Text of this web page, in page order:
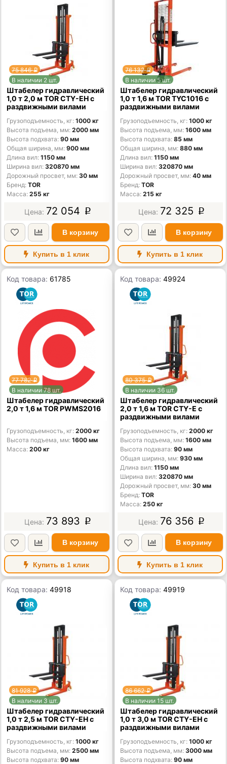
75 846p
В наличии 2 шт.
Штабелер гидравлический
1,0 т 2,0 м TOR CTY-EH с
раздвижными вилами
Грузоподъемность, кг 1000 кг
Высота подъема, мм 2000 мм
Высота подхвата 90 мм
Общая ширина, мм 900 мм
Длина вил 1150 мм
Ширина вил 320870 мм
Дорожный просвет, мм 30 мм
Бренд TOR
Масса 255 кг
72 054 p
В корзину
Купить в 1 клик
76 132p
В наличии 5 шт.
Штабелер гидравлический
1,0 т 1,6 м TOR TYC1016 с
раздвижными вилами
Грузоподъемность, кг 1000 кг
Высота подъема, мм 1600 мм
Высота подхвата 85 мм
Общая ширина, мм 880 мм
Длина вил 1150 мм
Ширина вил 320870 мм
Дорожный просвет, мм 40 мм
Бренд TOR
Масса 215 кг
72 325 p
В корзину
Купить в 1 клик
Код товара: 61785
77 782p
В наличии 78 шт.
Штабелер гидравлический
2,0 т 1,6 м TOR PWMS2016
Грузоподъемность, кг 2000 кг
Высота подъема, мм 1600 мм
Масса 200 кг
73 893 p
В корзину
Купить в 1 клик
Код товара:49924
80 375p
В наличии 36 шт.
Штабелер гидравлический
2,0 т 1,6 м TOR CTY-E с
раздвижными вилами
Грузоподъемность, кг 2000 кг
Высота подъема, мм 1600 мм
Высота подхвата 90 мм
Общая ширина, мм 930 мм
Длина вил 1150 мм
Ширина вил 320870 мм
Дорожный просвет, мм 30 мм
Бренд TOR
Масса 250 кг
76 356 p
В корзину
Купить в 1 клик
Код товара:49918
81 928p
В наличии 3 шт.
Штабелер гидравлический
1,0 т 2,5 м TOR CTY-EH с
раздвижными вилами
Грузоподъемность, кг 1000 кг
Высота подъема, мм 2500 мм
Высота подхвата 90 мм
Код товара:49919
86 662p
В наличии 15 шт.
Штабелер гидравлический
1,0 т 3,0 м TOR CTY-EH с
раздвижными вилами
Грузоподъемность, кг 1000 кг
Высота подъема, мм 3000 мм
Высота подхвата 90 мм